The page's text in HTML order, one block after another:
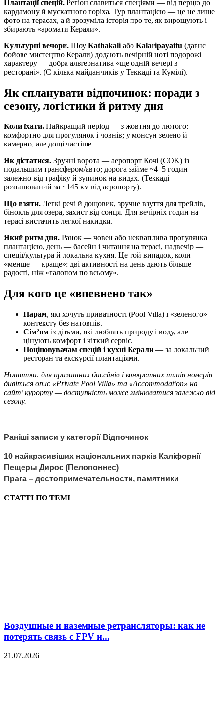
Плантації спецій. Регіон славиться спеціями — від перцю до
кардамону й мускатного горіха. Тур плантацією — це не лише
фото на терасах, а й зрозуміла історія про те, як вирощують і
збирають «аромати Керали».
Культурні вечори. Шоу Kathakali або Kalaripayattu (давнє
бойове мистецтво Керали) додають вечірній ноті подорожі
характеру — добра альтернатива «ще одній вечері в
ресторані». (Є кілька майданчиків у Теккаді та Кумілі).
Як спланувати відпочинок: поради з
сезону, логістики й ритму дня
Коли їхати. Найкращий період — з жовтня до лютого:
комфортно для прогулянок і човнів; у монсун зелено й
камерно, але дощі частіше.
Як дістатися. Зручні ворота — аеропорт Кочі (COK) із
подальшим трансфером/авто; дорога займе ~4–5 годин
залежно від трафіку й зупинок на видах. (Теккаді
розташований за ~145 км від аеропорту).
Що взяти. Легкі речі й дощовик, зручне взуття для трейлів,
бінокль для озера, захист від сонця. Для вечірніх годин на
терасі вистачить легкої накидки.
Який ритм дня. Ранок — човен або некваплива прогулянка
плантацією, день — басейн і читання на терасі, надвечір —
спеції/культура й локальна кухня. Це той випадок, коли
«менше — краще»: дві активності на день дають більше
радості, ніж «галопом по всьому».
Для кого це «впевнено так»
Парам, які хочуть приватності (Pool Villa) і «зеленого»
контексту без натовпів.
Сім’ям із дітьми, які люблять природу і воду, але
цінують комфорт і чіткий сервіс.
Поціновувачам спецій і кухні Керали — за локальний
ресторан та екскурсії плантаціями.
Нотатка: для приватних басейнів і конкретних типів номерів
дивіться опис «Private Pool Villa» та «Accommodation» на
сайті курорту — доступність може змінюватися залежно від
сезону.
Раніші записи у категорії Відпочинок
10 найкрасивіших національних парків Каліфорнії
Пещеры Дирос (Пелопоннес)
Прага – достопримечательности, памятники
СТАТТІ ПО ТЕМІ
Воздушные и наземные ретрансляторы: как не
потерять связь с FPV и...
21.07.2026